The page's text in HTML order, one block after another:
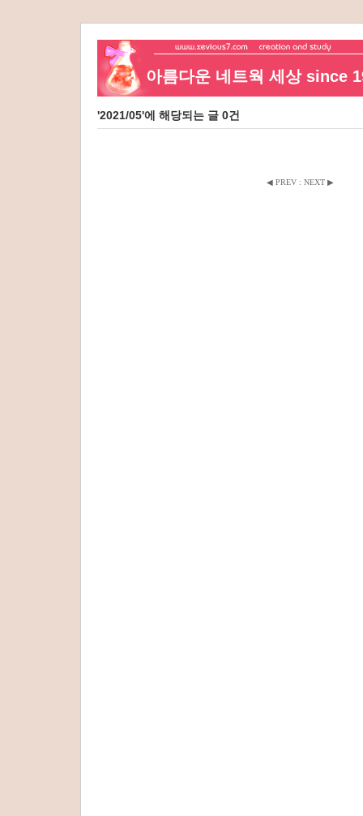
아름다운 네트웍 세상 since
'2021/05'에 해당되는 글 0건
◀ PREV : NEXT ▶